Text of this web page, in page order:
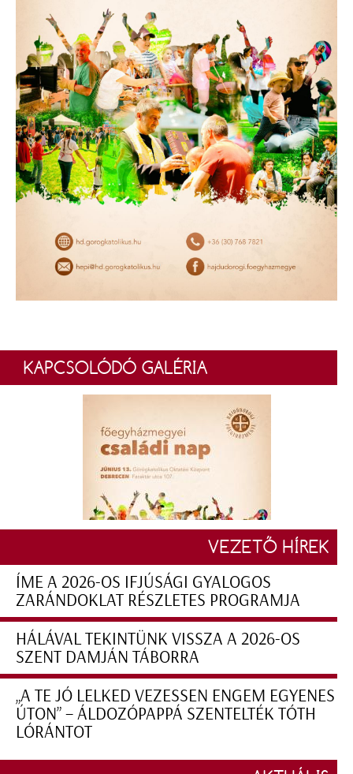
KAPCSOLÓDÓ GALÉRIA
VEZETŐ HÍREK
ÍME A 2026-OS IFJÚSÁGI GYALOGOS
ZARÁNDOKLAT RÉSZLETES PROGRAMJA
HÁLÁVAL TEKINTÜNK VISSZA A 2026-OS
SZENT DAMJÁN TÁBORRA
„A TE JÓ LELKED VEZESSEN ENGEM EGYENES
ÚTON” – ÁLDOZÓPAPPÁ SZENTELTÉK TÓTH
LÓRÁNTOT